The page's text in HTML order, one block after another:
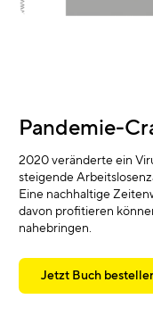
Pandemie-
2020 veränderte ein
steigende
Eine nachhaltige
davon profitieren
nahebringen.
Jetzt Buch